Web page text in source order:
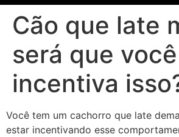
Cão que late
será que você
incentiva
Você tem um cachorro que late
estar incentivando esse